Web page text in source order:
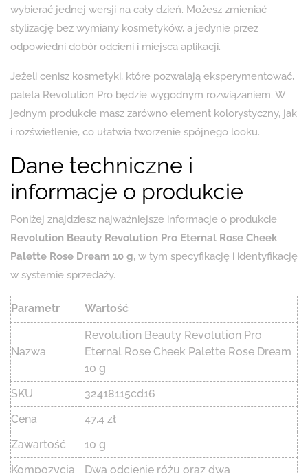
wybierać jednej wersji na cały dzień. Możesz zmieniać
stylizację bez wymiany kosmetyków, a jedynie przez
odpowiedni dobór odcieni i miejsca aplikacji.
Jeżeli cenisz kosmetyki, które pozwalają eksperymentować,
paleta Revolution Pro będzie wygodnym rozwiązaniem. W
jednym produkcie masz zarówno element kolorystyczny, jak
i rozświetlenie, co ułatwia tworzenie spójnego looku.
Dane techniczne i
informacje o produkcie
Poniżej znajdziesz najważniejsze informacje o produkcie
Revolution Beauty Revolution Pro Eternal Rose Cheek
Palette Rose Dream 10 g, w tym specyfikację i identyfikację
w systemie sprzedaży.
Parametr Wartość
Nazwa
Revolution Beauty Revolution Pro
Eternal Rose Cheek Palette Rose Dream
10 g
SKU
32418115cd16
Cena
47.4 zł
Zawartość
10 g
Kompozycja
Dwa odcienie różu oraz dwa